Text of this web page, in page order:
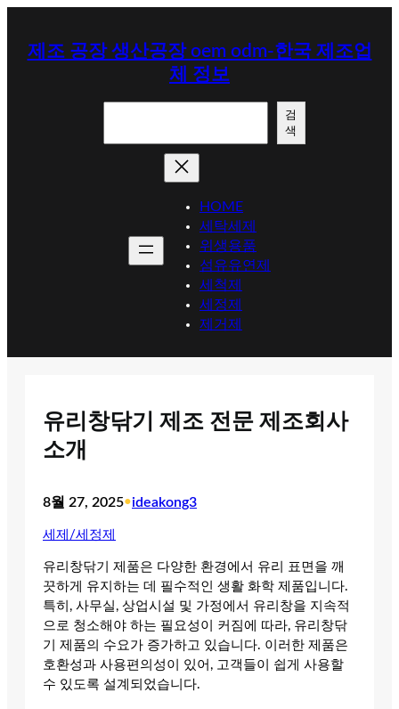
제조 공장 생산공장 oem odm-한국 제조업
체 정보
검
색
HOME
세탁세제
위생용품
섬유유연제
세척제
세정제
제거제
유리창닦기 제조 전문 제조회사
소개
8월 27, 2025•ideakong3
세제/세정제
유리창닦기 제품은 다양한 환경에서 유리 표면을 깨
끗하게 유지하는 데 필수적인 생활 화학 제품입니다.
특히, 사무실, 상업시설 및 가정에서 유리창을 지속적
으로 청소해야 하는 필요성이 커짐에 따라, 유리창닦
기 제품의 수요가 증가하고 있습니다. 이러한 제품은
호환성과 사용편의성이 있어, 고객들이 쉽게 사용할
수 있도록 설계되었습니다.